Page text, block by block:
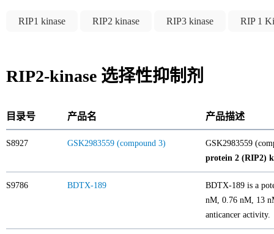
RIP1 kinase RIP2 kinase RIP3 kinase RIP 1
RIP2-kinase 选择性抑制剂
目录号 产品名 产品描述
S8927 GSK2983559 (compound 3)
GSK2983559
protein 2 (RIP2)
S9786 BDTX-189
BDTX-189 is a
nM, 0.76 nM, 13
anticancer activity.